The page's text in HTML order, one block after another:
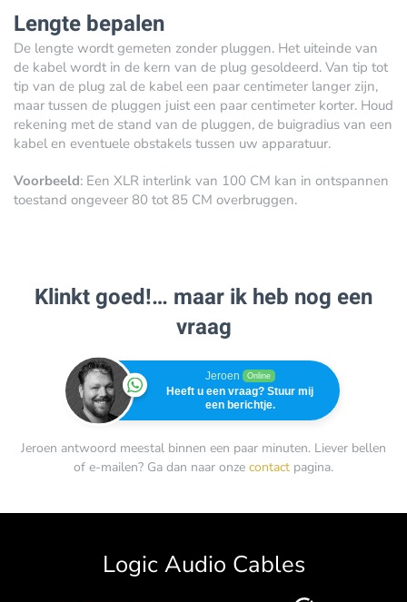
Lengte bepalen
De lengte wordt gemeten zonder pluggen. Het uiteinde van
de kabel wordt in de kern van de plug gesoldeerd. Van tip tot
tip van de plug zal de kabel een paar centimeter langer zijn,
maar tussen de pluggen juist een paar centimeter korter. Houd
rekening met de stand van de pluggen, de buigradius van een
kabel en eventuele obstakels tussen uw apparatuur.
Voorbeeld: Een XLR interlink van 100 CM kan in ontspannen
toestand ongeveer 80 tot 85 CM overbruggen.
Klinkt goed!… maar ik heb nog een
vraag
Jeroen Online
Heeft u een vraag? Stuur mij
een berichtje.
Jeroen antwoord meestal binnen een paar minuten. Liever bellen
of e-mailen? Ga dan naar onze contact pagina.
Logic Audio Cables